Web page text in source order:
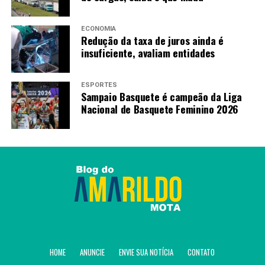
PRÓXIMO
Dólar sobe a R$ 5,06, e bolsa cai com tensão global e
ruído político
RECENTES
Dólar supera R$ 5 e bolsa cai quase 2% em dia de
turbulência
Amarildo Mota
ECONOMIA
Redução da taxa de juros ainda é
insuficiente, avaliam entidades
ESPORTES
Sampaio Basquete é campeão da Liga
Nacional de Basquete Feminino 2026
HOME ANUNCIE ENVIE SUA NOTÍCIA CONTATO